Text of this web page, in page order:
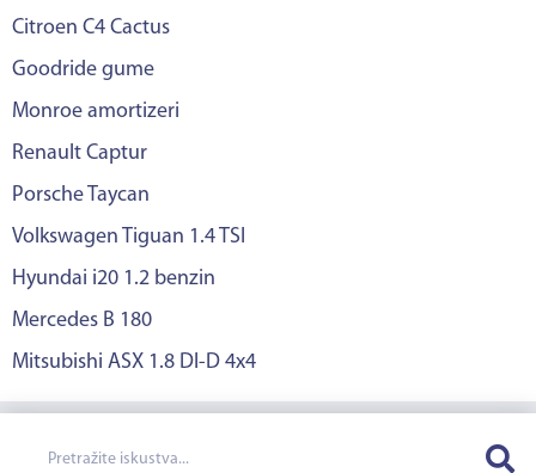
Citroen C4 Cactus
Goodride gume
Monroe amortizeri
Renault Captur
Porsche Taycan
Volkswagen Tiguan 1.4 TSI
Hyundai i20 1.2 benzin
Mercedes B 180
Mitsubishi ASX 1.8 DI-D 4x4